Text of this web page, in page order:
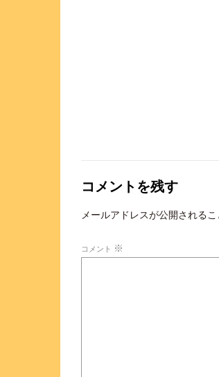
コメントを残す
メールアドレスが公開されるこ
コメント ※